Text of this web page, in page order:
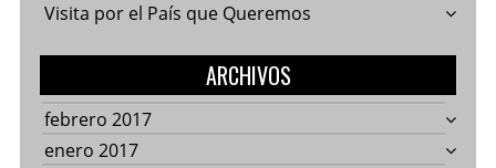
Visita por el País que Queremos
ARCHIVOS
febrero 2017
enero 2017